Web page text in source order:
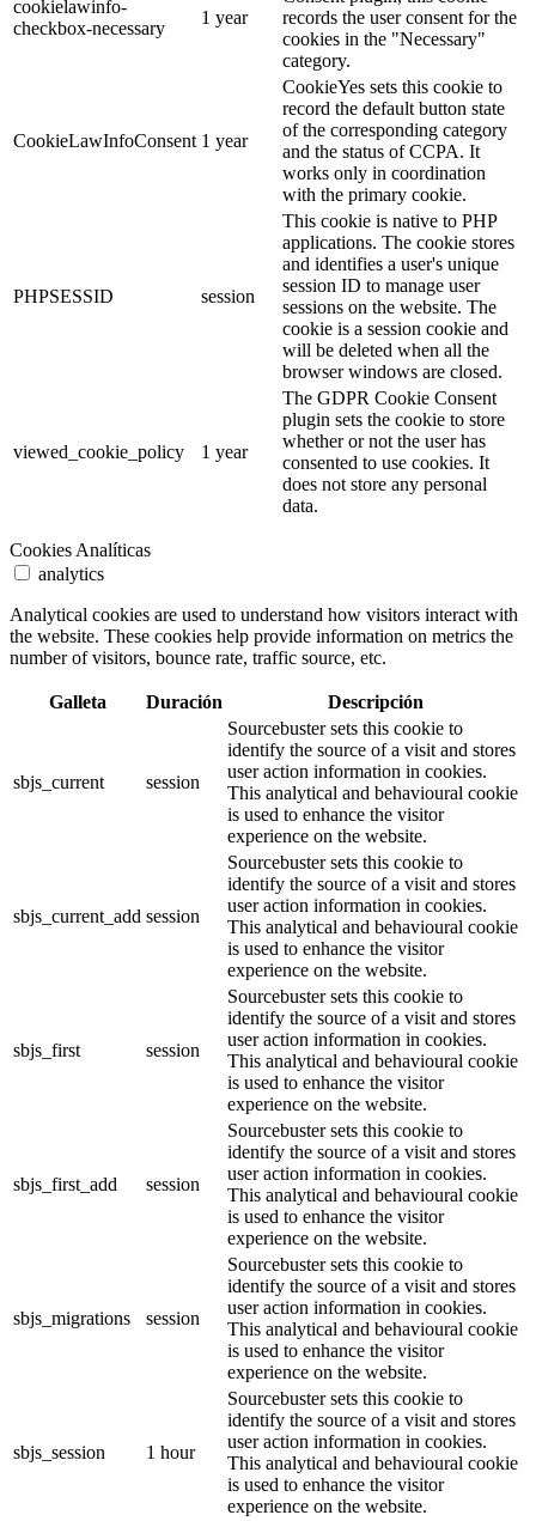
cookielawinfo-
checkbox-necessary
1 year
records the user consent for the
cookies in the "Necessary"
category.
CookieLawInfoConsent 1 year
CookieYes sets this cookie to
record the default button state
of the corresponding category
and the status of CCPA. It
works only in coordination
with the primary cookie.
PHPSESSID session
This cookie is native to PHP
applications. The cookie stores
and identifies a user's unique
session ID to manage user
sessions on the website. The
cookie is a session cookie and
will be deleted when all the
browser windows are closed.
viewed_cookie_policy 1 year
The GDPR Cookie Consent
plugin sets the cookie to store
whether or not the user has
consented to use cookies. It
does not store any personal
data.
Cookies Analíticas
analytics
Analytical cookies are used to understand how visitors interact with
the website. These cookies help provide information on metrics the
number of visitors, bounce rate, traffic source, etc.
Galleta Duración Descripción
sbjs_current session
Sourcebuster sets this cookie to
identify the source of a visit and stores
user action information in cookies.
This analytical and behavioural cookie
is used to enhance the visitor
experience on the website.
sbjs_current_add session
Sourcebuster sets this cookie to
identify the source of a visit and stores
user action information in cookies.
This analytical and behavioural cookie
is used to enhance the visitor
experience on the website.
sbjs_first session
Sourcebuster sets this cookie to
identify the source of a visit and stores
user action information in cookies.
This analytical and behavioural cookie
is used to enhance the visitor
experience on the website.
sbjs_first_add session
Sourcebuster sets this cookie to
identify the source of a visit and stores
user action information in cookies.
This analytical and behavioural cookie
is used to enhance the visitor
experience on the website.
sbjs_migrations session
Sourcebuster sets this cookie to
identify the source of a visit and stores
user action information in cookies.
This analytical and behavioural cookie
is used to enhance the visitor
experience on the website.
sbjs_session 1 hour
Sourcebuster sets this cookie to
identify the source of a visit and stores
user action information in cookies.
This analytical and behavioural cookie
is used to enhance the visitor
experience on the website.